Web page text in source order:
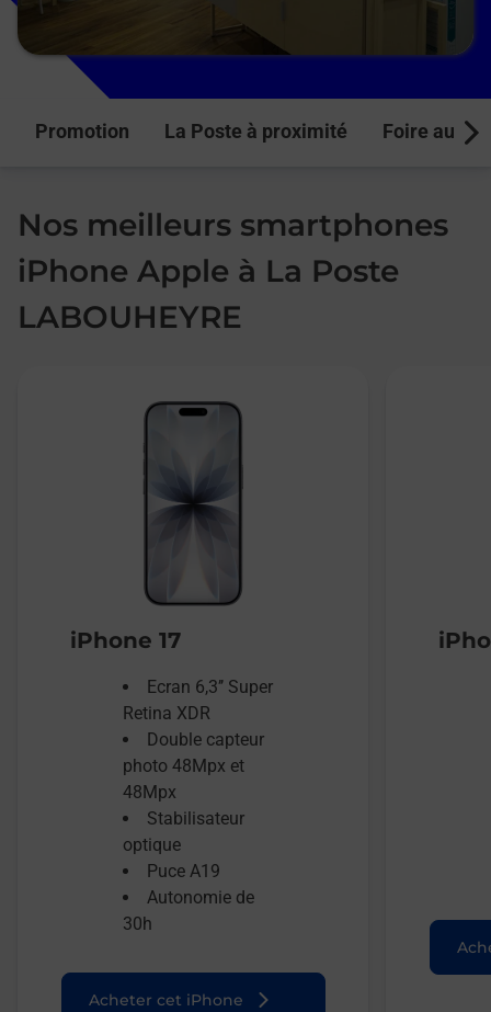
Promotion La Poste à proximité Foire aux
Nos meilleurs smartphones
iPhone Apple à La Poste
LABOUHEYRE
iPhone 17
Ecran 6,3’’ Super
Retina XDR
Double capteur
photo 48Mpx et
48Mpx
Stabilisateur
optique
Puce A19
Autonomie de
30h
Acheter cet iPhone